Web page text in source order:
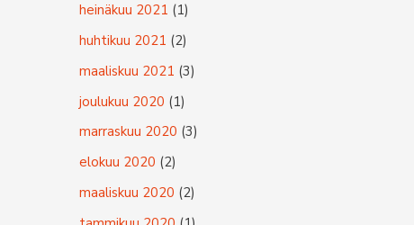
heinäkuu 2021 (1)
huhtikuu 2021 (2)
maaliskuu 2021 (3)
joulukuu 2020 (1)
marraskuu 2020 (3)
elokuu 2020 (2)
maaliskuu 2020 (2)